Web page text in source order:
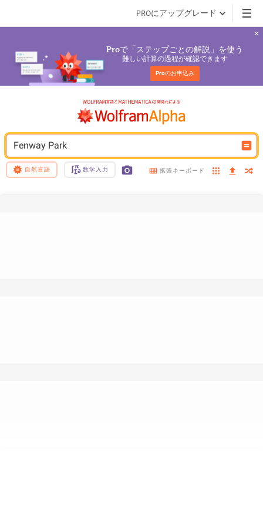
PROにアップグレード
Proで「ステップごとの解説」を使う
難しい計算の過程が確認できます
Proのお申込み
Fenway Park
自然言語 数学入力 拡張キーボード